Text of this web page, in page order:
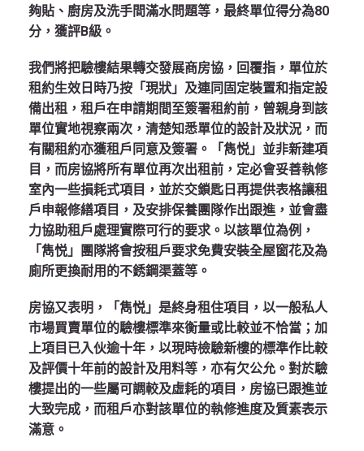
夠貼、廚房及洗手間滿水問題等，最終單位得分為80
分，獲評B級。
我們將把驗樓結果轉交發展商房協，回覆指， 單位於
租約生效日時乃按「現狀」及連同固定裝置和指定設
備出租，租戶在申請期間至簽署租約前，曾親身到該
單位實地視察兩次，清楚知悉單位的設計及狀況，而
有關租約亦獲租戶同意及簽署。「雋悦」並非新建項
目，而房協將所有單位再次出租前，定必會妥善執修
室內一些損耗式項目，並於交鎖匙日再提供表格讓租
戶申報修繕項目，及安排保養團隊作出跟進，並會盡
力協助租戶處理實際可行的要求。以該單位為例，
「雋悦」團隊將會按租戶要求免費安裝全屋窗花及為
廁所更換耐用的不銹鋼渠蓋等。
房協又表明，「雋悦」是終身租住項目，以一般私人
市場買賣單位的驗樓標準來衡量或比較並不恰當；加
上項目已入伙逾十年，以現時檢驗新樓的標準作比較
及評價十年前的設計及用料等，亦有欠公允。對於驗
樓提出的一些屬可調較及虛耗的項目，房協已跟進並
大致完成，而租戶亦對該單位的執修進度及質素表示
滿意。